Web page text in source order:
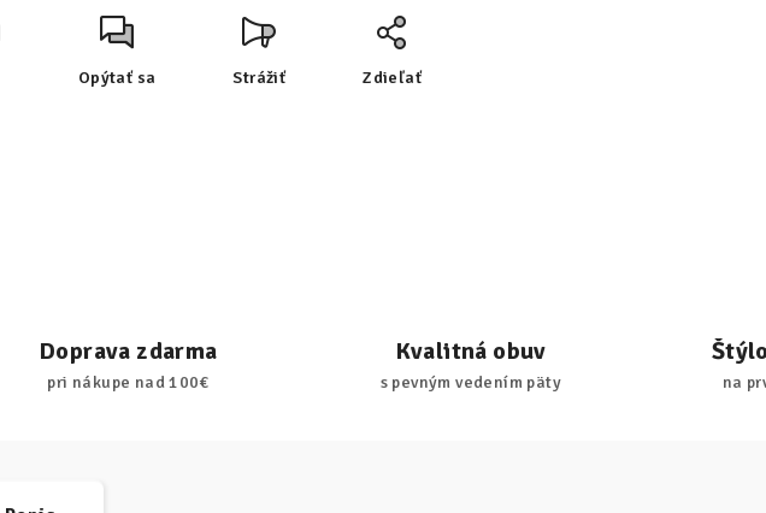
Opýtať sa Strážiť Zdieľať
Doprava zdarma
pri nákupe nad 100€
Kvalitná obuv
s pevným vedením päty na